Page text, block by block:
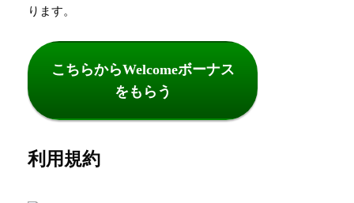
ります。
こちらからWelcomeボーナス
をもらう
利用規約